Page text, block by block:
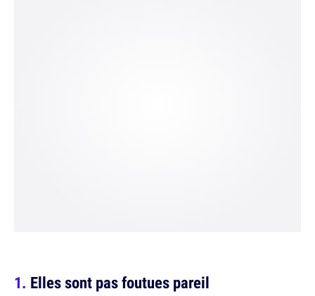
Elles sont pas foutues pareil